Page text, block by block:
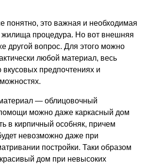
понятно, это важная и необходимая
жилища процедура. Но вот внешняя
другой вопрос. Для этого можно
любой материал, весь
вкусовых предпочтениях и
— облицовочный
можно даже каркасный дом
в кирпичный особняк, причем
невозможно даже при
постройки. Таки образом
дом при невысоких